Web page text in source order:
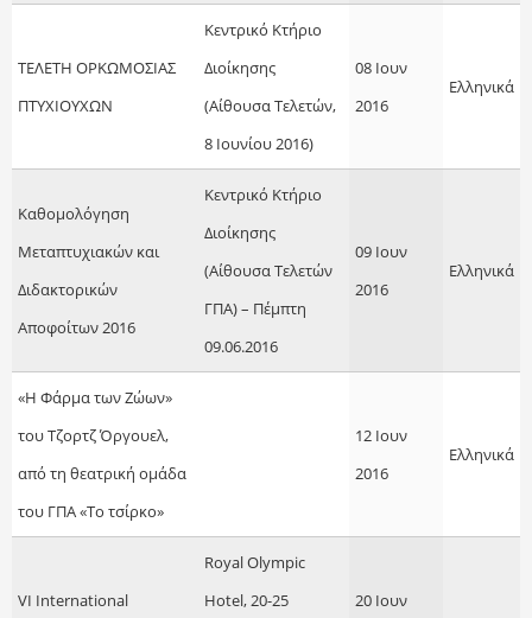
ΤΕΛΕΤΗ ΟΡΚΩΜΟΣΙΑΣ
ΠΤΥΧΙΟΥΧΩΝ
Κεντρικό Κτήριο
Διοίκησης
(Αίθουσα Τελετών,
8 Ιουνίου 2016)
08 Ιουν
2016
Ελληνικά
Καθομολόγηση
Μεταπτυχιακών και
Διδακτορικών
Αποφοίτων 2016
Κεντρικό Κτήριο
Διοίκησης
(Αίθουσα Τελετών
ΓΠΑ) – Πέμπτη
09.06.2016
09 Ιουν
2016
Ελληνικά
«Η Φάρμα των Ζώων»
του Τζορτζ Όργουελ,
από τη θεατρική ομάδα
του ΓΠΑ «Το τσίρκο»
12 Ιουν
2016
Ελληνικά
VI International
Royal Olympic
Hotel, 20-25
20 Ιουν